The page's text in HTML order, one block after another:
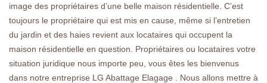
image des propriétaires d’une belle maison résidentielle. C’est
toujours le propriétaire qui est mis en cause, même si l’entretien
du jardin et des haies revient aux locataires qui occupent la
maison résidentielle en question. Propriétaires ou locataires votre
situation juridique nous importe peu, vous êtes les bienvenus
dans notre entreprise LG Abattage Elagage . Nous allons mettre à